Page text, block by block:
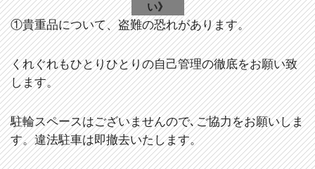
い》
①貴重品について、盗難の恐れがあります。
くれぐれもひとりひとりの自己管理の徹底をお願い致
します。
駐輪スペースはございませんので､ご協力をお願いしま
す。違法駐車は即撤去いたします。